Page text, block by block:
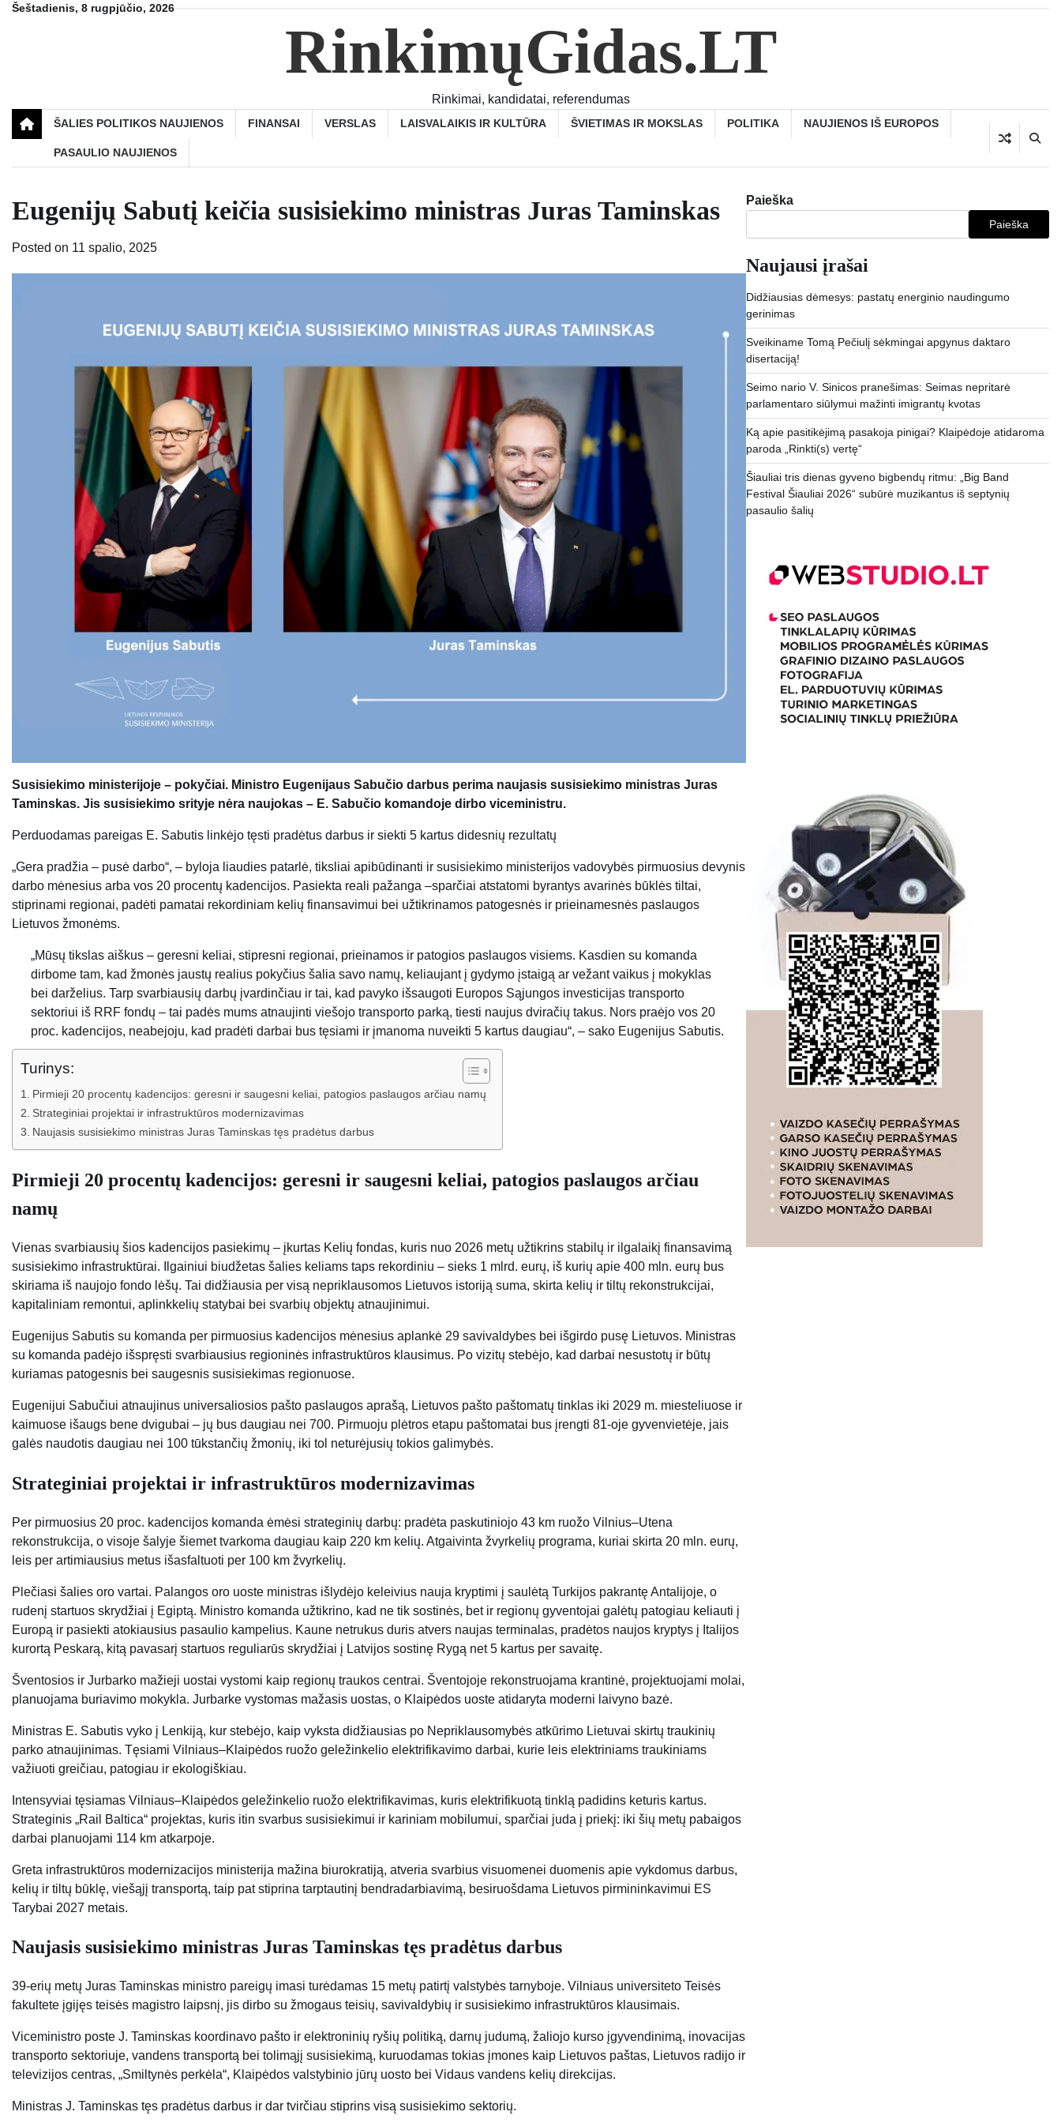
SkipŠeštadienis, 8 rugpjūčio, 2026
RinkimųGidas.LT
Rinkimai, kandidatai, referendumas
ŠALIES POLITIKOS NAUJIENOS FINANSAI VERSLAS LAISVALAIKIS IR KULTŪRA ŠVIETIMAS IR MOKSLAS POLITIKA NAUJIENOS IŠ EUROPOS
PASAULIO NAUJIENOS
Eugenijų Sabutį keičia susisiekimo ministras Juras Taminskas
Posted on 11 spalio, 2025
Susisiekimo ministerijoje – pokyčiai. Ministro Eugenijaus Sabučio darbus perima naujasis susisiekimo ministras Juras
Taminskas. Jis susisiekimo srityje nėra naujokas – E. Sabučio komandoje dirbo viceministru.
Perduodamas pareigas E. Sabutis linkėjo tęsti pradėtus darbus ir siekti 5 kartus didesnių rezultatų
„Gera pradžia – pusė darbo“, – byloja liaudies patarlė, tiksliai apibūdinanti ir susisiekimo ministerijos vadovybės pirmuosius devynis
darbo mėnesius arba vos 20 procentų kadencijos. Pasiekta reali pažanga –sparčiai atstatomi byrantys avarinės būklės tiltai,
stiprinami regionai, padėti pamatai rekordiniam kelių finansavimui bei užtikrinamos patogesnės ir prieinamesnės paslaugos
Lietuvos žmonėms.
„Mūsų tikslas aiškus – geresni keliai, stipresni regionai, prieinamos ir patogios paslaugos visiems. Kasdien su komanda
dirbome tam, kad žmonės jaustų realius pokyčius šalia savo namų, keliaujant į gydymo įstaigą ar vežant vaikus į mokyklas
bei darželius. Tarp svarbiausių darbų įvardinčiau ir tai, kad pavyko išsaugoti Europos Sąjungos investicijas transporto
sektoriui iš RRF fondų – tai padės mums atnaujinti viešojo transporto parką, tiesti naujus dviračių takus. Nors praėjo vos 20
proc. kadencijos, neabejoju, kad pradėti darbai bus tęsiami ir įmanoma nuveikti 5 kartus daugiau“, – sako Eugenijus Sabutis.
Turinys:
Pirmieji 20 procentų kadencijos: geresni ir saugesni keliai, patogios paslaugos arčiau namų
Strateginiai projektai ir infrastruktūros modernizavimas
Naujasis susisiekimo ministras Juras Taminskas tęs pradėtus darbus
Pirmieji 20 procentų kadencijos: geresni ir saugesni keliai, patogios paslaugos arčiau
namų
Vienas svarbiausių šios kadencijos pasiekimų – įkurtas Kelių fondas, kuris nuo 2026 metų užtikrins stabilų ir ilgalaikį finansavimą
susisiekimo infrastruktūrai. Ilgainiui biudžetas šalies keliams taps rekordiniu – sieks 1 mlrd. eurų, iš kurių apie 400 mln. eurų bus
skiriama iš naujojo fondo lėšų. Tai didžiausia per visą nepriklausomos Lietuvos istoriją suma, skirta kelių ir tiltų rekonstrukcijai,
kapitaliniam remontui, aplinkkelių statybai bei svarbių objektų atnaujinimui.
Eugenijus Sabutis su komanda per pirmuosius kadencijos mėnesius aplankė 29 savivaldybes bei išgirdo pusę Lietuvos. Ministras
su komanda padėjo išspręsti svarbiausius regioninės infrastruktūros klausimus. Po vizitų stebėjo, kad darbai nesustotų ir būtų
kuriamas patogesnis bei saugesnis susisiekimas regionuose.
Eugenijui Sabučiui atnaujinus universaliosios pašto paslaugos aprašą, Lietuvos pašto paštomatų tinklas iki 2029 m. miesteliuose ir
kaimuose išaugs bene dvigubai – jų bus daugiau nei 700. Pirmuoju plėtros etapu paštomatai bus įrengti 81-oje gyvenvietėje, jais
galės naudotis daugiau nei 100 tūkstančių žmonių, iki tol neturėjusių tokios galimybės.
Strateginiai projektai ir infrastruktūros modernizavimas
Per pirmuosius 20 proc. kadencijos komanda ėmėsi strateginių darbų: pradėta paskutiniojo 43 km ruožo Vilnius–Utena
rekonstrukcija, o visoje šalyje šiemet tvarkoma daugiau kaip 220 km kelių. Atgaivinta žvyrkelių programa, kuriai skirta 20 mln. eurų,
leis per artimiausius metus išasfaltuoti per 100 km žvyrkelių.
Plečiasi šalies oro vartai. Palangos oro uoste ministras išlydėjo keleivius nauja kryptimi į saulėtą Turkijos pakrantę Antalijoje, o
rudenį startuos skrydžiai į Egiptą. Ministro komanda užtikrino, kad ne tik sostinės, bet ir regionų gyventojai galėtų patogiau keliauti į
Europą ir pasiekti atokiausius pasaulio kampelius. Kaune netrukus duris atvers naujas terminalas, pradėtos naujos kryptys į Italijos
kurortą Peskarą, kitą pavasarį startuos reguliarūs skrydžiai į Latvijos sostinę Rygą net 5 kartus per savaitę.
Šventosios ir Jurbarko mažieji uostai vystomi kaip regionų traukos centrai. Šventojoje rekonstruojama krantinė, projektuojami molai,
planuojama buriavimo mokykla. Jurbarke vystomas mažasis uostas, o Klaipėdos uoste atidaryta moderni laivyno bazė.
Ministras E. Sabutis vyko į Lenkiją, kur stebėjo, kaip vyksta didžiausias po Nepriklausomybės atkūrimo Lietuvai skirtų traukinių
parko atnaujinimas. Tęsiami Vilniaus–Klaipėdos ruožo geležinkelio elektrifikavimo darbai, kurie leis elektriniams traukiniams
važiuoti greičiau, patogiau ir ekologiškiau.
Intensyviai tęsiamas Vilniaus–Klaipėdos geležinkelio ruožo elektrifikavimas, kuris elektrifikuotą tinklą padidins keturis kartus.
Strateginis „Rail Baltica“ projektas, kuris itin svarbus susisiekimui ir kariniam mobilumui, sparčiai juda į priekį: iki šių metų pabaigos
darbai planuojami 114 km atkarpoje.
Greta infrastruktūros modernizacijos ministerija mažina biurokratiją, atveria svarbius visuomenei duomenis apie vykdomus darbus,
kelių ir tiltų būklę, viešąjį transportą, taip pat stiprina tarptautinį bendradarbiavimą, besiruošdama Lietuvos pirmininkavimui ES
Tarybai 2027 metais.
Naujasis susisiekimo ministras Juras Taminskas tęs pradėtus darbus
39-erių metų Juras Taminskas ministro pareigų imasi turėdamas 15 metų patirtį valstybės tarnyboje. Vilniaus universiteto Teisės
fakultete įgijęs teisės magistro laipsnį, jis dirbo su žmogaus teisių, savivaldybių ir susisiekimo infrastruktūros klausimais.
Viceministro poste J. Taminskas koordinavo pašto ir elektroninių ryšių politiką, darnų judumą, žaliojo kurso įgyvendinimą, inovacijas
transporto sektoriuje, vandens transportą bei tolimąjį susisiekimą, kuruodamas tokias įmones kaip Lietuvos paštas, Lietuvos radijo ir
televizijos centras, „Smiltynės perkėla“, Klaipėdos valstybinio jūrų uosto bei Vidaus vandens kelių direkcijas.
Ministras J. Taminskas tęs pradėtus darbus ir dar tvirčiau stiprins visą susisiekimo sektorių.
Paieška
Paieška
Naujausi įrašai
Didžiausias dėmesys: pastatų energinio naudingumo
gerinimas
Sveikiname Tomą Pečiulį sėkmingai apgynus daktaro
disertaciją!
Seimo nario V. Sinicos pranešimas: Seimas nepritarė
parlamentaro siūlymui mažinti imigrantų kvotas
Ką apie pasitikėjimą pasakoja pinigai? Klaipėdoje atidaroma
paroda „Rinkti(s) vertę“
Šiauliai tris dienas gyveno bigbendų ritmu: „Big Band
Festival Šiauliai 2026“ subūrė muzikantus iš septynių
pasaulio šalių